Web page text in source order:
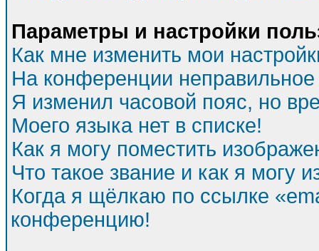
Параметры и настройки
Как мне изменить мои
На конференции
Я изменил часовой пояс, но
Моего языка нет в списке!
Как я могу поместить
Что такое звание и как я могу
Когда я щёлкаю по ссылке
конференцию!